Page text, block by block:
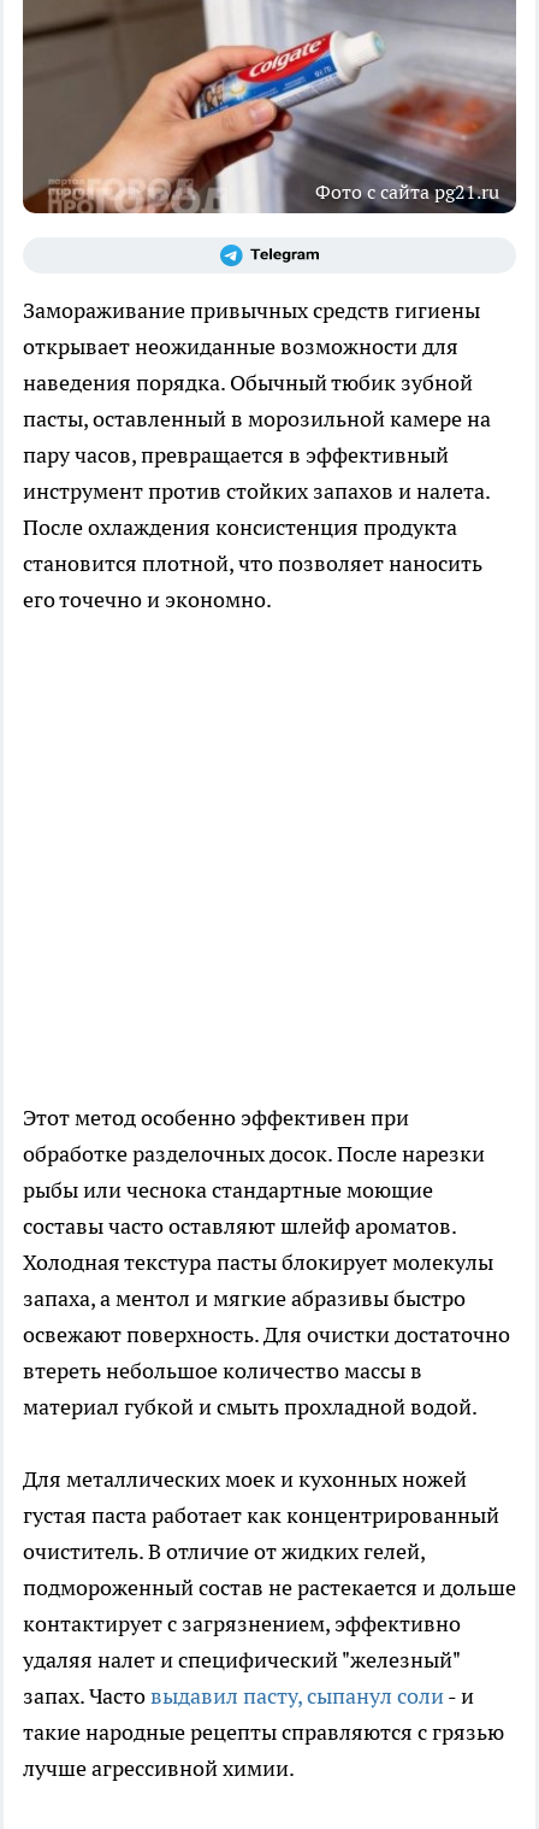
Фото с сайта pg21.ru
Замораживание привычных средств гигиены
открывает неожиданные возможности для
наведения порядка. Обычный тюбик зубной
пасты, оставленный в морозильной камере на
пару часов, превращается в эффективный
инструмент против стойких запахов и налета.
После охлаждения консистенция продукта
становится плотной, что позволяет наносить
его точечно и экономно.
Этот метод особенно эффективен при
обработке разделочных досок. После нарезки
рыбы или чеснока стандартные моющие
составы часто оставляют шлейф ароматов.
Холодная текстура пасты блокирует молекулы
запаха, а ментол и мягкие абразивы быстро
освежают поверхность. Для очистки достаточно
втереть небольшое количество массы в
материал губкой и смыть прохладной водой.
Для металлических моек и кухонных ножей
густая паста работает как концентрированный
очиститель. В отличие от жидких гелей,
подмороженный состав не растекается и дольше
контактирует с загрязнением, эффективно
удаляя налет и специфический "железный"
запах. Частовыдавил пасту, сыпанул соли- и
такие народные рецепты справляются с грязью
лучше агрессивной химии.